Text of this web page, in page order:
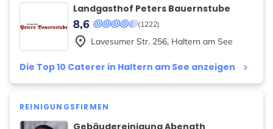
Landgasthof Peters Bauernstube
(1222)
8,6
Die Top 10 Caterer in Haltern am See anzeigen keyboard_arrow_right
place Lavesumer Str. 256, Haltern am See
REINIGUNGSFIRMEN